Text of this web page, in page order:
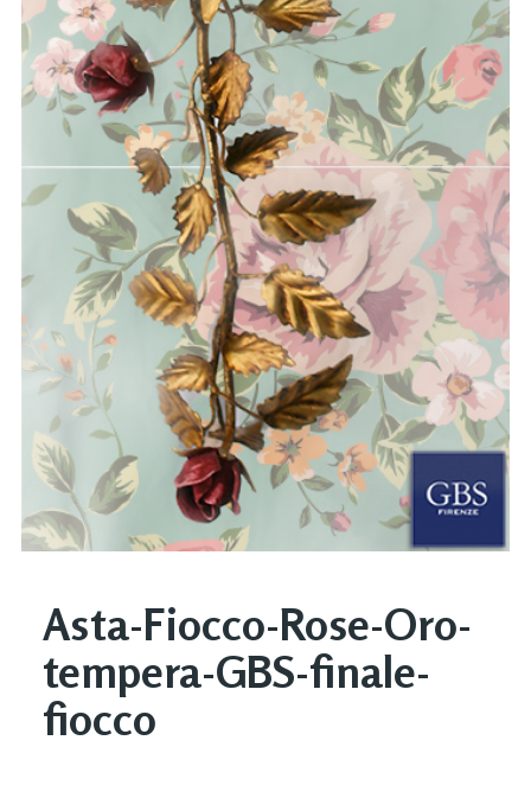
Asta-Fiocco-Rose-Oro-
tempera-GBS-finale-
fiocco